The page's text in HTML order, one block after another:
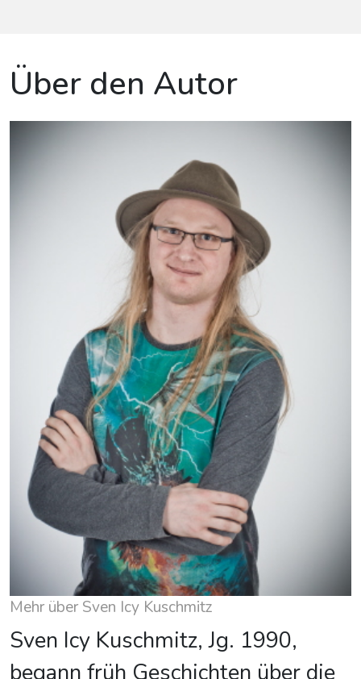
Über den Autor
Mehr über Sven Icy Kuschmitz
Sven Icy Kuschmitz, Jg. 1990,
begann früh Geschichten über die